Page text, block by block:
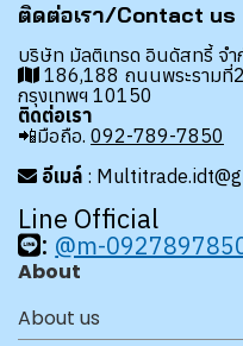
ติดต่อเรา/Contact us
บริษัท มัลติเทรด อินดัสทรี้ จำ
186,188 ถนนพระรามที่2
กรุงเทพฯ 10150
ติดต่อเรา
📲มือถือ. 092-789-7850
อีเมล์ :
Line Official
: @m-
About
About us